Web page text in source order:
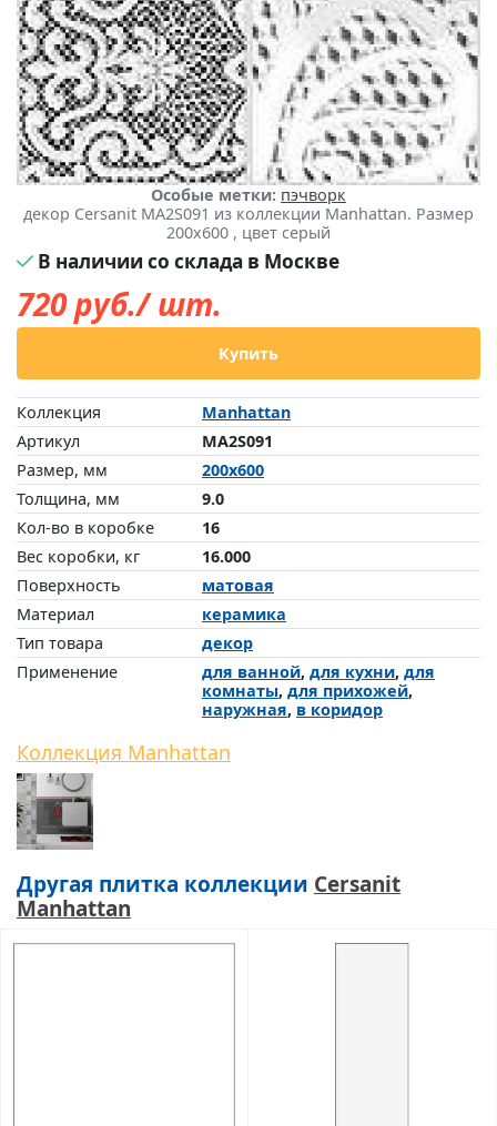
Особые метки: пэчворк
декор Cersanit MA2S091 из коллекции Manhattan. Размер
200x600 , цвет серый
В наличии со склада в Москве
720руб./ шт.
Купить
Коллекция
Manhattan
Артикул
MA2S091
Размер, мм
200x600
Толщина, мм
9.0
Кол-во в коробке
16
Вес коробки, кг
16.000
Поверхность
матовая
Материал
керамика
Тип товара
декор
Применение
для ванной, для кухни, для
комнаты, для прихожей,
наружная, в коридор
Коллекция Manhattan
Другая плитка коллекции Cersanit
Manhattan